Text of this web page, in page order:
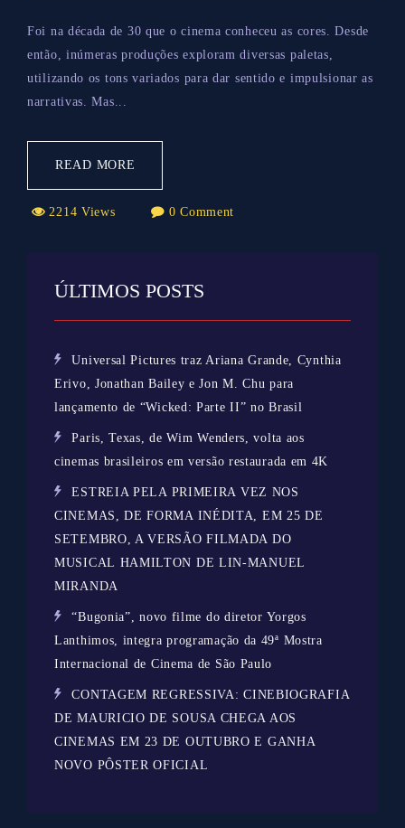
Foi na década de 30 que o cinema conheceu as cores. Desde
então, inúmeras produções exploram diversas paletas,
utilizando os tons variados para dar sentido e impulsionar as
narrativas. Mas...
READ MORE
2214 Views 0 Comment
ÚLTIMOS POSTS
Universal Pictures traz Ariana Grande, Cynthia
Erivo, Jonathan Bailey e Jon M. Chu para
lançamento de “Wicked: Parte II” no Brasil
Paris, Texas, de Wim Wenders, volta aos
cinemas brasileiros em versão restaurada em 4K
ESTREIA PELA PRIMEIRA VEZ NOS
CINEMAS, DE FORMA INÉDITA, EM 25 DE
SETEMBRO, A VERSÃO FILMADA DO
MUSICAL HAMILTON DE LIN-MANUEL
MIRANDA
“Bugonia”, novo filme do diretor Yorgos
Lanthimos, integra programação da 49ª Mostra
Internacional de Cinema de São Paulo
CONTAGEM REGRESSIVA: CINEBIOGRAFIA
DE MAURICIO DE SOUSA CHEGA AOS
CINEMAS EM 23 DE OUTUBRO E GANHA
NOVO PÔSTER OFICIAL